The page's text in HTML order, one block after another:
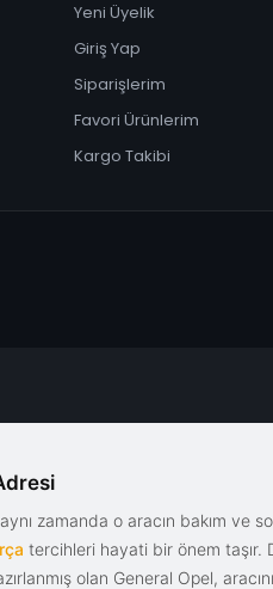
Yeni Üyelik
Giriş Yap
Siparişlerim
Favori Ürünlerim
Kargo Takibi
zamanda o aracın bakım ve
tercihleri hayati bir önem taşır.
olan General Opel,